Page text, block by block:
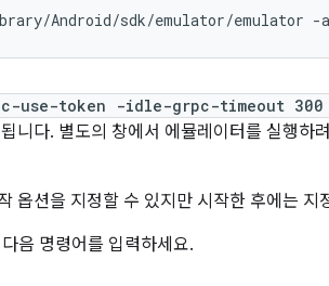
Android/sdk/emulator/emulator
use-token -idle-grpc-timeout 300
니다. 별도의 창에서 에뮬레이터를 실행하
옵션을 지정할 수 있지만 시작한 후에는 지
음 명령어를 입력하세요.